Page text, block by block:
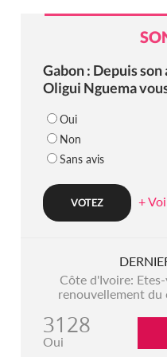
Gabon : Depuis
Oligui Nguema
Oui
Non
Sans avis
+
Côte d'Ivoire:
renouvellement du
3128
Oui